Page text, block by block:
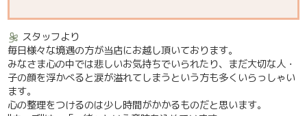
スタッフより
毎日様々な境遇の方が当店にお越し頂いております。
みなさま心の中では悲しいお気持ちでいられたり、まだ大切な人・
子の顔を浮かべると涙が溢れてしまうという方も多くいらっしゃい
ます。
心の整理をつけるのは少し時間がかかるものだと思います。